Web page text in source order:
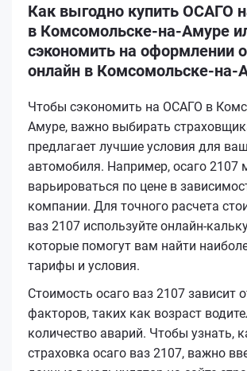
Как выгодно купить ОСАГО
в Комсомольске-на-Амуре
сэкономить на оформлении
онлайн в Комсомольске-на-
Чтобы сэкономить на ОСАГО в
Амуре, важно выбирать
предлагает лучшие условия для
автомобиля. Например, осаго 2107
варьироваться по цене в
компании. Для точного расчета
ваз 2107 используйте онлайн-
которые помогут вам найти
тарифы и условия.
Стоимость осаго ваз 2107 зависит
факторов, таких как возраст
количество аварий. Чтобы узнать,
страховка осаго ваз 2107, важно